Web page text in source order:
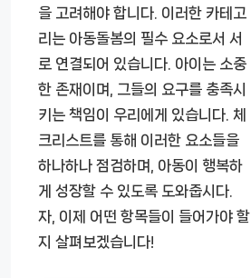
을 고려해야 합니다. 이러한 카테고
리는 아동돌봄의 필수 요소로서 서
로 연결되어 있습니다. 아이는 소중
한 존재이며, 그들의 요구를 충족시
키는 책임이 우리에게 있습니다. 체
크리스트를 통해 이러한 요소들을
하나하나 점검하며, 아동이 행복하
게 성장할 수 있도록 도와줍시다.
자, 이제 어떤 항목들이 들어가야 할
지 살펴보겠습니다!